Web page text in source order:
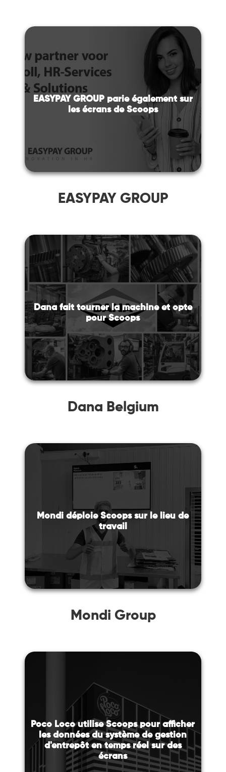
EASYPAY GROUP parie également sur
les écrans de Scoops
EASYPAY GROUP
Dana fait tourner la machine et opte
pour Scoops
Dana Belgium
Mondi déploie Scoops sur le lieu de
travail
Mondi Group
Poco Loco utilise Scoops pour afficher
les données du système de gestion
d'entrepôt en temps réel sur des
écrans